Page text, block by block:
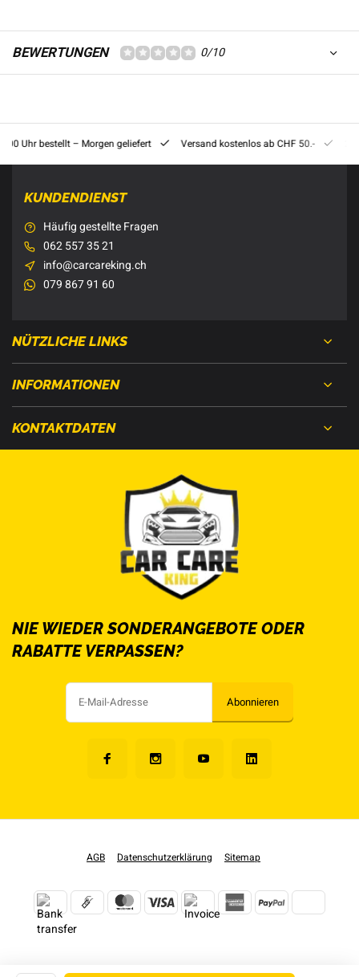
BEWERTUNGEN 0/10
Uhr bestellt – Morgen geliefert Versand kostenlos ab CHF 50.-
KUNDENDIENST
Häufig gestellte Fragen
062 557 35 21
info@carcareking.ch
079 867 91 60
NÜTZLICHE LINKS
INFORMATIONEN
KONTAKTDATEN
NIE WIEDER SONDERANGEBOTE ODER
RABATTE VERPASSEN?
Abonnieren
AGB Datenschutzerklärung Sitemap